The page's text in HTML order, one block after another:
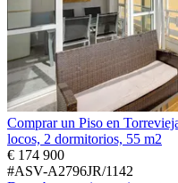
Comprar un Piso en
locos, 2 dormitorios, 55 m2
€ 174 900
#ASV-A2796JR/1142